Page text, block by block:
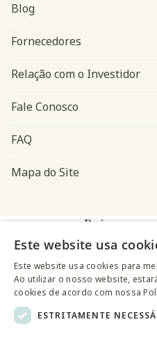
Navegação do rodapé
Blog
Fornecedores
Relação com o Investidor
Fale Conosco
FAQ
Mapa do Site
Baixe o
Este website usa
Este website usa cookies para
Ao utilizar o nosso website,
cookies de acordo com nossa
ESTRITAMENTE